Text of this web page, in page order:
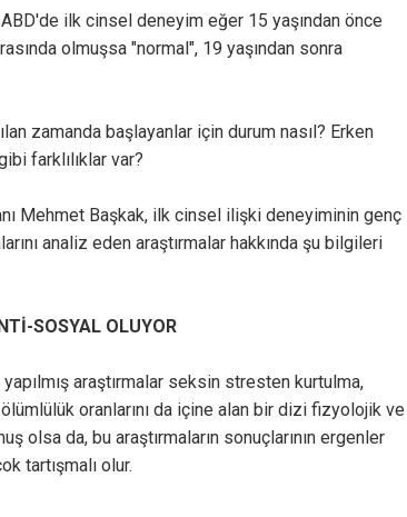
ilk cinsel deneyim eğer 15 yaşından önce
olmuşsa "normal", 19 yaşından sonra
zamanda başlayanlar için durum nasıl? Erken
farklılıklar var?
Mehmet Başkak, ilk cinsel ilişki deneyiminin genç
analiz eden araştırmalar hakkında şu bilgileri
SOSYAL OLUYOR
araştırmalar seksin stresten kurtulma,
oranlarını da içine alan bir dizi fizyolojik ve
olsa da, bu araştırmaların sonuçlarının ergenler
tartışmalı olur.